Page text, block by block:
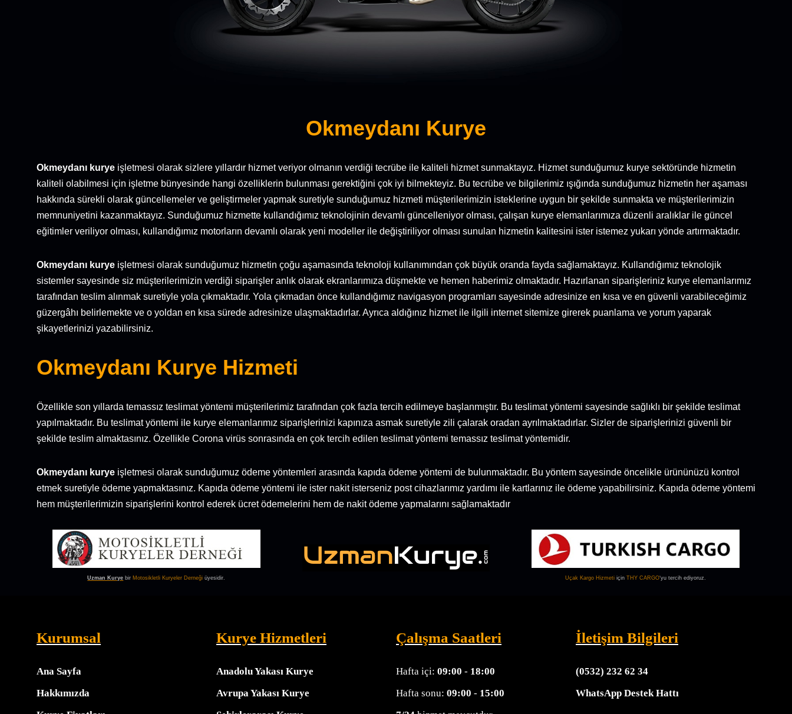
Okmeydanı Kurye
Okmeydanı kurye işletmesi olarak sizlere yıllardır hizmet veriyor olmanın verdiği tecrübe ile kaliteli hizmet sunmaktayız. Hizmet sunduğumuz kurye sektöründe hizmetin
kaliteli olabilmesi için işletme bünyesinde hangi özelliklerin bulunması gerektiğini çok iyi bilmekteyiz. Bu tecrübe ve bilgilerimiz ışığında sunduğumuz hizmetin her aşaması
hakkında sürekli olarak güncellemeler ve geliştirmeler yapmak suretiyle sunduğumuz hizmeti müşterilerimizin isteklerine uygun bir şekilde sunmakta ve müşterilerimizin
memnuniyetini kazanmaktayız. Sunduğumuz hizmette kullandığımız teknolojinin devamlı güncelleniyor olması, çalışan kurye elemanlarımıza düzenli aralıklar ile güncel
eğitimler veriliyor olması, kullandığımız motorların devamlı olarak yeni modeller ile değiştiriliyor olması sunulan hizmetin kalitesini ister istemez yukarı yönde artırmaktadır.
Okmeydanı kurye işletmesi olarak sunduğumuz hizmetin çoğu aşamasında teknoloji kullanımından çok büyük oranda fayda sağlamaktayız. Kullandığımız teknolojik
sistemler sayesinde siz müşterilerimizin verdiği siparişler anlık olarak ekranlarımıza düşmekte ve hemen haberimiz olmaktadır. Hazırlanan siparişleriniz kurye elemanlarımız
tarafından teslim alınmak suretiyle yola çıkmaktadır. Yola çıkmadan önce kullandığımız navigasyon programları sayesinde adresinize en kısa ve en güvenli varabileceğimiz
güzergâhı belirlemekte ve o yoldan en kısa sürede adresinize ulaşmaktadırlar. Ayrıca aldığınız hizmet ile ilgili internet sitemize girerek puanlama ve yorum yaparak
şikayetlerinizi yazabilirsiniz.
Okmeydanı Kurye Hizmeti
Özellikle son yıllarda temassız teslimat yöntemi müşterilerimiz tarafından çok fazla tercih edilmeye başlanmıştır. Bu teslimat yöntemi sayesinde sağlıklı bir şekilde teslimat
yapılmaktadır. Bu teslimat yöntemi ile kurye elemanlarımız siparişlerinizi kapınıza asmak suretiyle zili çalarak oradan ayrılmaktadırlar. Sizler de siparişlerinizi güvenli bir
şekilde teslim almaktasınız. Özellikle Corona virüs sonrasında en çok tercih edilen teslimat yöntemi temassız teslimat yöntemidir.
Okmeydanı kurye işletmesi olarak sunduğumuz ödeme yöntemleri arasında kapıda ödeme yöntemi de bulunmaktadır. Bu yöntem sayesinde öncelikle ürününüzü kontrol
etmek suretiyle ödeme yapmaktasınız. Kapıda ödeme yöntemi ile ister nakit isterseniz post cihazlarımız yardımı ile kartlarınız ile ödeme yapabilirsiniz. Kapıda ödeme yöntemi
hem müşterilerimizin siparişlerini kontrol ederek ücret ödemelerini hem de nakit ödeme yapmalarını sağlamaktadır
Uzman Kurye bir Motosikletli Kuryeler Derneği üyesidir. Uçak Kargo Hizmeti içinTHY CARGO‘yu tercih ediyoruz.
Kurumsal
Ana Sayfa
Hakkımızda
Kurye Hizmetleri
Anadolu Yakası Kurye
Avrupa Yakası Kurye
Çalışma Saatleri
Hafta içi: 09:00 - 18:00
Hafta sonu: 09:00 - 15:00
İletişim Bilgileri
(0532) 232 62 34
WhatsApp Destek Hattı